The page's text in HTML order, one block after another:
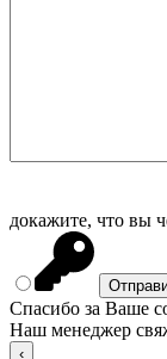
докажите, что вы
Спасибо за Ваше
Наш менеджер